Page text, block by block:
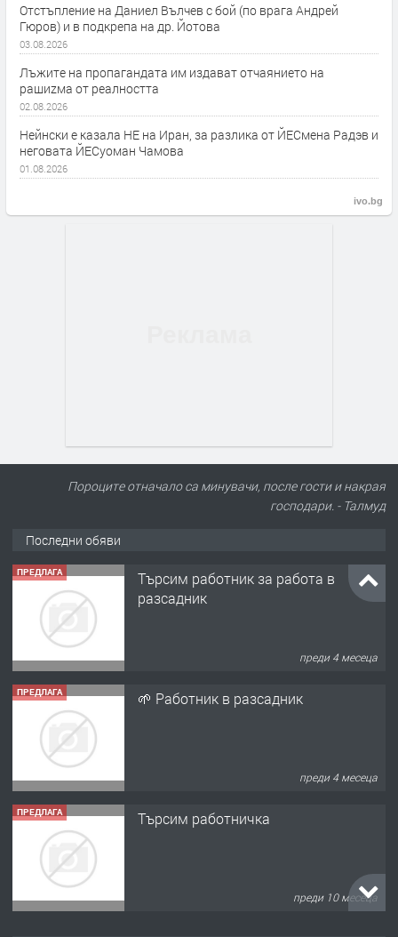
Отстъпление на Даниел Вълчев с бой (по врага Андрей
Гюров) и в подкрепа на др. Йотова
03.08.2026
Лъжите на пропагандата им издават отчаянието на
рашиzма от реалността
02.08.2026
Нейнски е казала НЕ на Иран, за разлика от ЙЕСмена Радэв и
неговата ЙЕСуоман Чамова
01.08.2026
ivo.bg
Пороците отначало са минувачи, после гости и накрая
господари. - Талмуд
Последни обяви
ПРЕДЛАГА
Търсим работник за работа в
разсадник
преди 4 месеца
ПРЕДЛАГА 🌱 Работник в разсадник
преди 4 месеца
ПРЕДЛАГА Търсим работничка
преди 10 месеца